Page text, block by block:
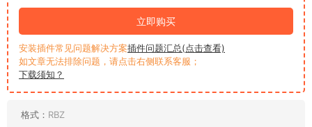
立即购买
安装插件常见问题解决方案插件问题汇总(点击查看)
如文章无法排除问题，请点击右侧联系客服；
下载须知？
格式： RBZ